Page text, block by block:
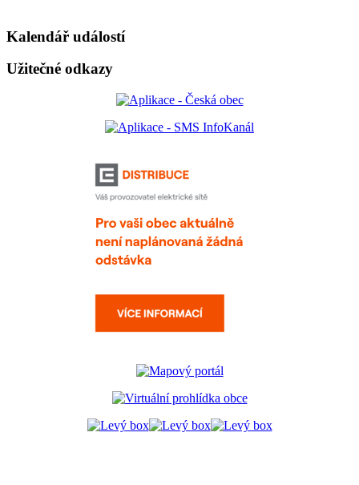
Kalendář událostí
Užitečné odkazy